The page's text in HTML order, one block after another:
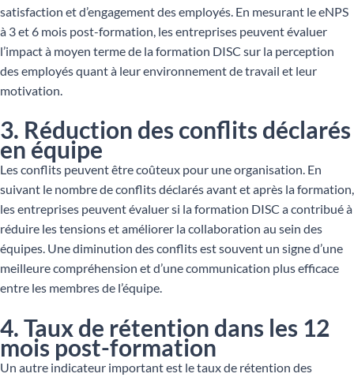
satisfaction et d’engagement des employés. En mesurant le eNPS
à 3 et 6 mois post-formation, les entreprises peuvent évaluer
l’impact à moyen terme de la formation DISC sur la perception
des employés quant à leur environnement de travail et leur
motivation.
3. Réduction des conflits déclarés
en équipe
Les conflits peuvent être coûteux pour une organisation. En
suivant le nombre de conflits déclarés avant et après la formation,
les entreprises peuvent évaluer si la formation DISC a contribué à
réduire les tensions et améliorer la collaboration au sein des
équipes. Une diminution des conflits est souvent un signe d’une
meilleure compréhension et d’une communication plus efficace
entre les membres de l’équipe.
4. Taux de rétention dans les 12
mois post-formation
Un autre indicateur important est le taux de rétention des